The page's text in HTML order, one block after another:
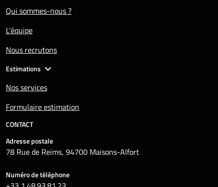
Qui sommes-nous ?
L'équipe
Nous recrutons
Estimations
Nos services
Formulaire estimation
CONTACT
Adresse postale
78 Rue de Reims, 94700 Maisons-Alfort
Numéro de téléphone